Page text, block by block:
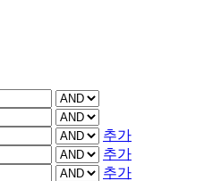
추가
추가
추가